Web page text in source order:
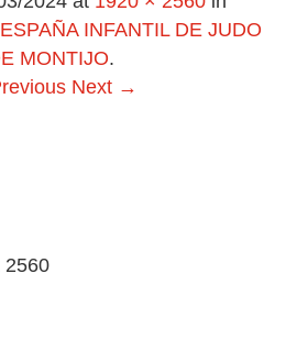
INFANTIL DE JUDO
MONTIJO.
Next →
2560